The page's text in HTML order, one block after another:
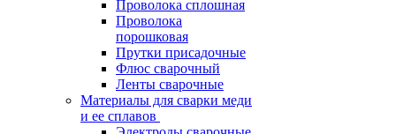
Проволока сплошная
Проволока
порошковая
Прутки присадочные
Флюс сварочный
Ленты сварочные
Материалы для сварки меди
и ее сплавов